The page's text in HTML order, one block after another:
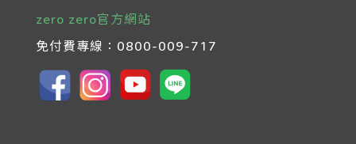
zero zero官方網站
免付費專線： 0800-009-717